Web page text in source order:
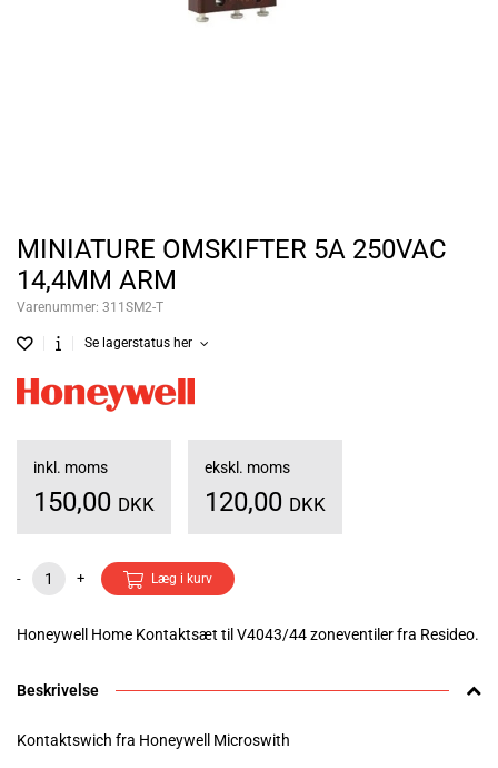
MINIATURE OMSKIFTER 5A 250VAC
14,4MM ARM
Varenummer: 311SM2-T
Se lagerstatus her
inkl. moms
150,00 DKK
ekskl. moms
120,00 DKK
- + Læg i kurv
Honeywell Home Kontaktsæt til V4043/44 zoneventiler fra Resideo.
Beskrivelse
Kontaktswich fra Honeywell Microswith